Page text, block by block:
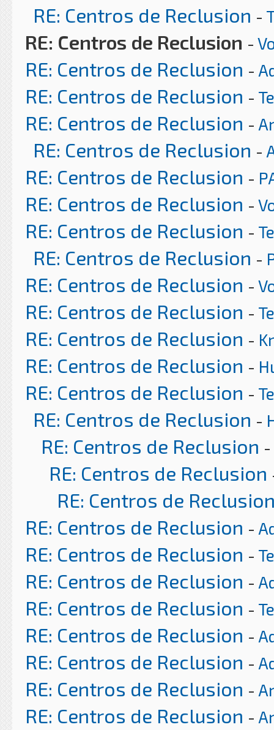
RE: Centros de Reclusion -
RE: Centros de Reclusion -
RE: Centros de Reclusion -
RE: Centros de Reclusion -
RE: Centros de Reclusion -
RE: Centros de Reclusion -
RE: Centros de Reclusion -
RE: Centros de Reclusion -
RE: Centros de Reclusion -
RE: Centros de Reclusion -
RE: Centros de Reclusion -
RE: Centros de Reclusion -
RE: Centros de Reclusion -
RE: Centros de Reclusion -
RE: Centros de Reclusion -
RE: Centros de Reclusion -
RE: Centros de Reclusion -
RE: Centros de Reclusion
RE: Centros de
RE: Centros de Reclusion -
RE: Centros de Reclusion -
RE: Centros de Reclusion -
RE: Centros de Reclusion -
RE: Centros de Reclusion -
RE: Centros de Reclusion -
RE: Centros de Reclusion -
RE: Centros de Reclusion -